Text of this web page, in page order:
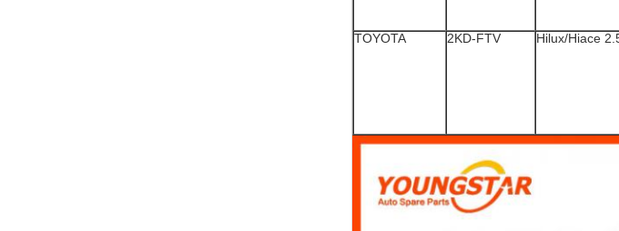
TOYOTA
2KD-FTV Hilux/Hiace